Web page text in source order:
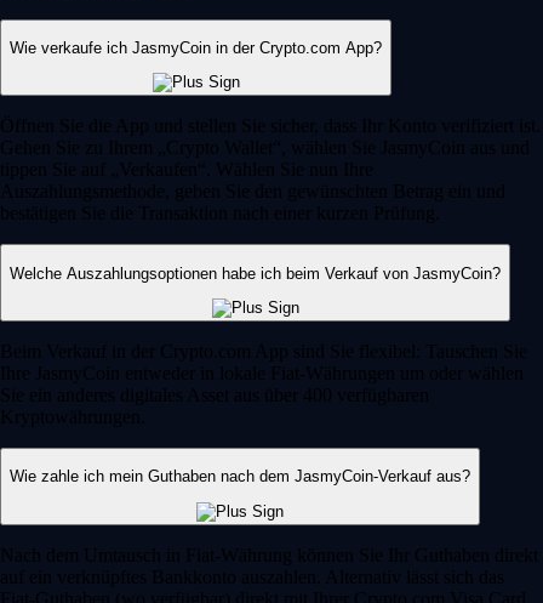
Wie verkaufe ich JasmyCoin in der Crypto.com App?
Öffnen Sie die App und stellen Sie sicher, dass Ihr Konto verifiziert ist.
Gehen Sie zu Ihrem „Crypto Wallet“, wählen Sie JasmyCoin aus und
tippen Sie auf „Verkaufen“. Wählen Sie nun Ihre
Auszahlungsmethode, geben Sie den gewünschten Betrag ein und
bestätigen Sie die Transaktion nach einer kurzen Prüfung.
Welche Auszahlungsoptionen habe ich beim Verkauf von JasmyCoin?
Beim Verkauf in der Crypto.com App sind Sie flexibel: Tauschen Sie
Ihre JasmyCoin entweder in lokale Fiat-Währungen um oder wählen
Sie ein anderes digitales Asset aus über 400 verfügbaren
Kryptowährungen.
Wie zahle ich mein Guthaben nach dem JasmyCoin-Verkauf aus?
Nach dem Umtausch in Fiat-Währung können Sie Ihr Guthaben direkt
auf ein verknüpftes Bankkonto auszahlen. Alternativ lässt sich das
Fiat-Guthaben (wo verfügbar) direkt mit Ihrer Crypto.com Visa Card